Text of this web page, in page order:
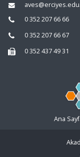
0 352 207 66 66
0 352 207 66 67
0 352 437 49 31
Ana